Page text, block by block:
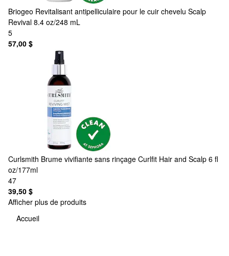
Briogeo Revitalisant antipelliculaire pour le cuir chevelu Scalp
Revival 8.4 oz/248 mL
5
57,00 $
Curlsmith Brume vivifiante sans rinçage Curlfit Hair and Scalp 6 fl
oz/177ml
47
39,50 $
Afficher plus de produits
Accueil